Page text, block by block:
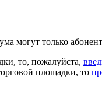
могут только
то, пожалуйста,
площадки, то